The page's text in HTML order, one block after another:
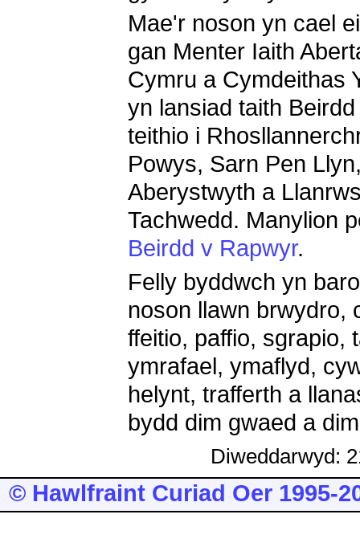
Mae'r noson yn cael
gan Menter Iaith
Cymru a Cymdeithas
yn lansiad taith
teithio i
Powys, Sarn Pen
Aberystwyth a
Tachwedd. Manylion
Beirdd v Rapwyr.
Felly byddwch yn
noson llawn brwydro,
ffeitio, paffio, sgrapio,
ymrafael, ymaflyd,
helynt, trafferth a
bydd dim gwaed a
Diweddarwyd:
© Hawlfraint Curiad Oer 1995-